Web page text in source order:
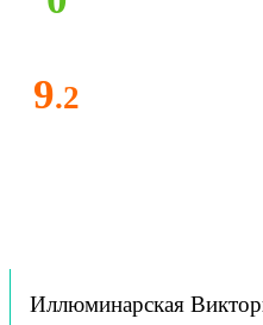
9.2
Иллюминарская